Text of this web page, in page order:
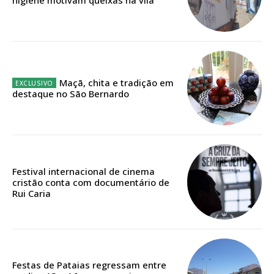
Edição em papel entregue à Quinta-feira em sua
casa
Escolha o plano
Maçã, chita e tradição em
destaque no São Bernardo
Festival internacional de cinema
cristão conta com documentário de
Rui Caria
Festas de Pataias regressam entre